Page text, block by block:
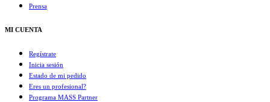
Prensa
MI CUENTA
Regístrate
Inicia sesión
Estado de mi pedido
Eres un profesional?
Programa MASS Partner